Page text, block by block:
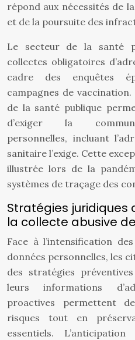
répond aux nécessités de
et de la poursuite des
Le secteur de la santé
collectes obligatoires
cadre des enquêtes
campagnes de vaccination.
de la santé publique
d’exiger la
personnelles, incluant
sanitaire l’exige. Cette
illustrée lors de la
systèmes de traçage des
Stratégies
la collecte abusive
Face à l’intensification
données personnelles, les
des stratégies
leurs informations
proactives permettent
risques tout en
essentiels.